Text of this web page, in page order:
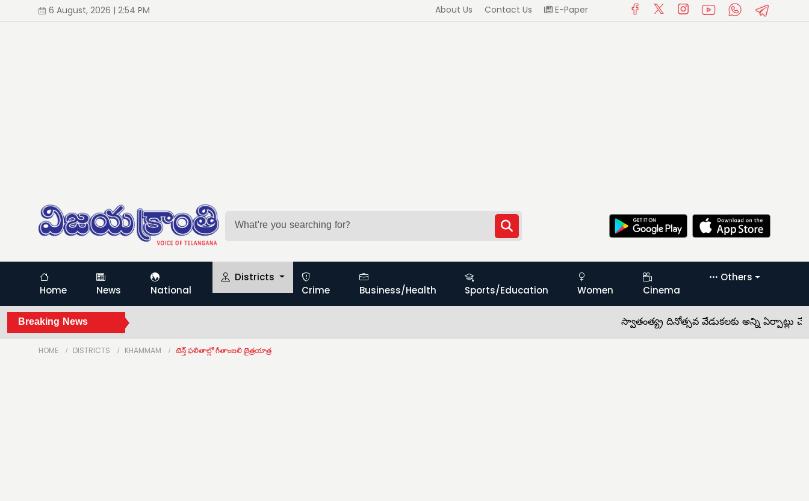
6 August, 2026 | 2:54 PM About Us Contact Us E-Paper
Home News National
Districts
Crime
Business/Health Sports/Education Women Cinema
Others
Breaking News స్వాతంత్య్ర దినోత్సవ వేడుకలకు అన్ని ఏర్పాట్లు చేయాలి
HOME DISTRICTS KHAMMAM టెన్త్ ఫలితాల్లో గీతాంజలి జైత్రయాత్ర